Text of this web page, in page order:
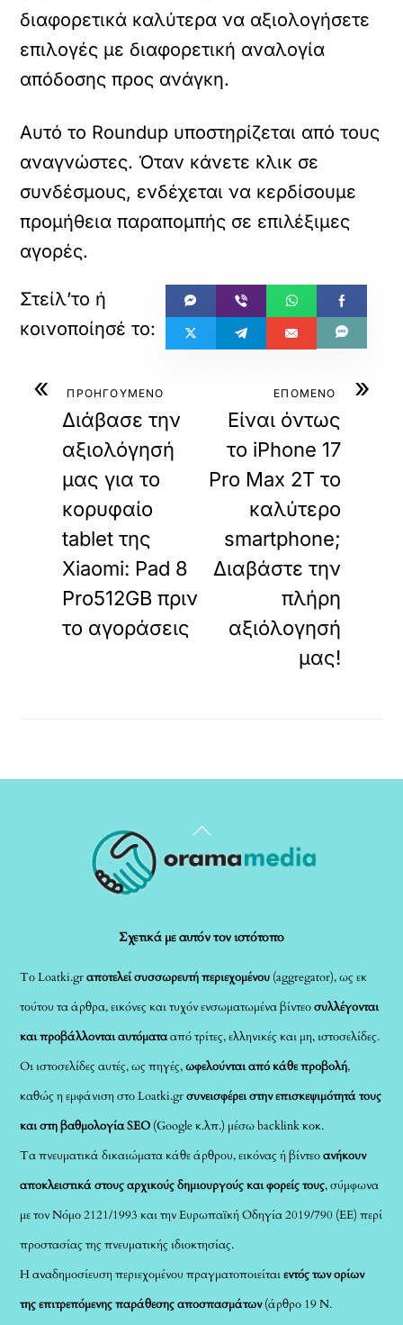
διαφορετικά καλύτερα να αξιολογήσετε
επιλογές με διαφορετική αναλογία
απόδοσης προς ανάγκη.
Αυτό το Roundup υποστηρίζεται από τους
αναγνώστες. Όταν κάνετε κλικ σε
συνδέσμους, ενδέχεται να κερδίσουμε
προμήθεια παραπομπής σε επιλέξιμες
αγορές.
« ΠΡΟΗΓΟΥΜΕΝΟ
Διάβασε την
αξιολόγησή
μας για το
κορυφαίο
tablet της
Xiaomi: Pad 8
Pro512GB πριν
το αγοράσεις
»
ΕΠΟΜΕΝΟ
Είναι όντως
το iPhone 17
Pro Max 2T το
καλύτερο
smartphone;
Διαβάστε την
πλήρη
αξιόλογησή
μας!
Back
To
Σχετικά με αυτόν τον ιστότοπο
Το Loatki.grαποτελεί συσσωρευτή περιεχομένου (aggregator), ως εκ
τούτου τα άρθρα, εικόνες και τυχόν ενσωματωμένα βίντεοσυλλέγονται
και προβάλλονται αυτόματααπό τρίτες, ελληνικές και μη, ιστοσελίδες.
Οι ιστοσελίδες αυτές, ως πηγές,ωφελούνται από κάθε προβολή,
καθώς η εμφάνιση στο Loatki.grσυνεισφέρει στην επισκεψιμότητά τους
και στη βαθμολογία SEO (Google κ.λπ.) μέσω backlink κοκ.
Τα πνευματικά δικαιώματα κάθε άρθρου, εικόνας ή βίντεοανήκουν
αποκλειστικά στους αρχικούς δημιουργούς και φορείς τους, σύμφωνα
με τον Νόμο 2121/1993 και την Ευρωπαϊκή Οδηγία 2019/790 (ΕΕ) περί
προστασίας της πνευματικής ιδιοκτησίας.
Η αναδημοσίευση περιεχομένου πραγματοποιείταιεντός των ορίων
της επιτρεπόμενης παράθεσης αποσπασμάτων(άρθρο 19 Ν.